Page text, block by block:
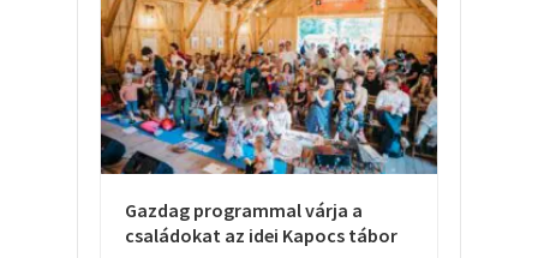
Gazdag programmal várja a
családokat az idei Kapocs tábor